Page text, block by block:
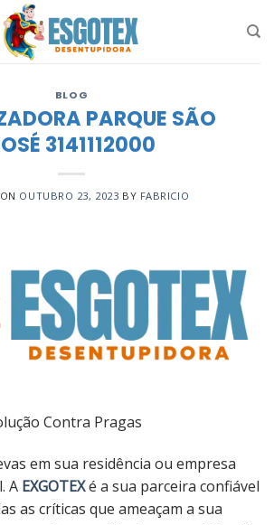
BLOG
PARQUE SÃO
3141112000
OUTUBRO 23, 2023 BY FABRICIO
Contra Pragas
em sua residência ou empresa
A EXGOTEXé a sua parceira confiável
as críticas que ameaçam a sua